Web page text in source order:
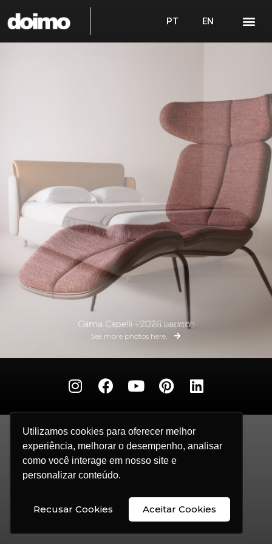
Utilizamos cookies para oferecer melhor
experiência, melhorar o desempenho, analisar
como você interage em nosso site e
personalizar conteúdo.
Recusar Cookies Aceitar Cookies
Utilizamos cookies para oferecer melhor
experiência, melhorar o desempenho, analisar
como você interage em nosso site e
personalizar conteúdo.
Recusar Cookies Aceitar Cookies
PT EN
Nexo Chair - 2026 Launch
See more photos here.
Cama Capelli - 2026 Launch
See more photos here.